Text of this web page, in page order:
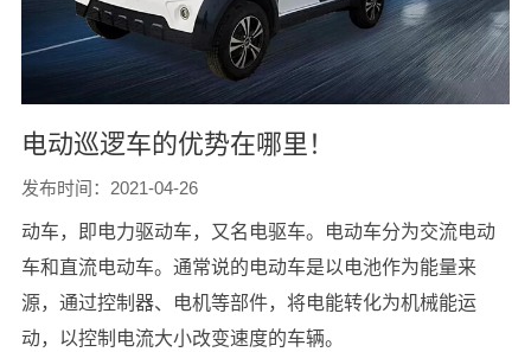
电动巡逻车的优势在哪里！
发布时间：2021-04-26
动车，即电力驱动车，又名电驱车。电动车分为交流电动
车和直流电动车。通常说的电动车是以电池作为能量来
源，通过控制器、电机等部件，将电能转化为机械能运
动，以控制电流大小改变速度的车辆。